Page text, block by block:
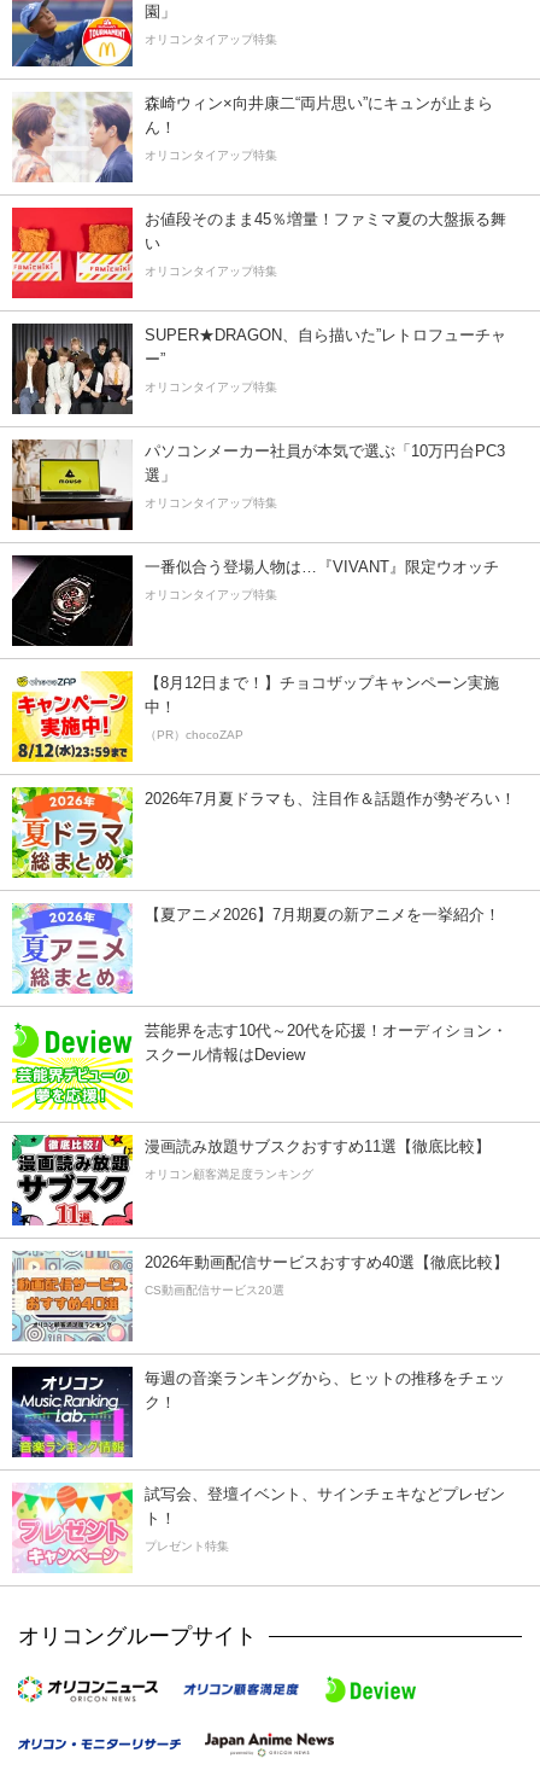
園」
オリコンタイアップ特集
森崎ウィン×向井康二“両片思い”にキュンが止まら
ん！
オリコンタイアップ特集
お値段そのまま45％増量！ファミマ夏の大盤振る舞
い
オリコンタイアップ特集
SUPER★DRAGON、自ら描いた”レトロフューチャ
ー”
オリコンタイアップ特集
パソコンメーカー社員が本気で選ぶ「10万円台PC3
選」
オリコンタイアップ特集
一番似合う登場人物は…『VIVANT』限定ウオッチ
オリコンタイアップ特集
【8月12日まで！】チョコザップキャンペーン実施
中！
（PR）chocoZAP
2026年7月夏ドラマも、注目作＆話題作が勢ぞろい！
【夏アニメ2026】7月期夏の新アニメを一挙紹介！
芸能界を志す10代～20代を応援！オーディション・
スクール情報はDeview
漫画読み放題サブスクおすすめ11選【徹底比較】
オリコン顧客満足度ランキング
2026年動画配信サービスおすすめ40選【徹底比較】
CS動画配信サービス20選
毎週の音楽ランキングから、ヒットの推移をチェッ
ク！
試写会、登壇イベント、サインチェキなどプレゼン
ト！
プレゼント特集
オリコングループサイト